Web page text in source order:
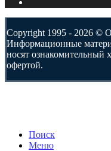
Copyright 1995 - 2026 ©
Информационные
носят ознакомительный
офертой.
Поиск
Меню